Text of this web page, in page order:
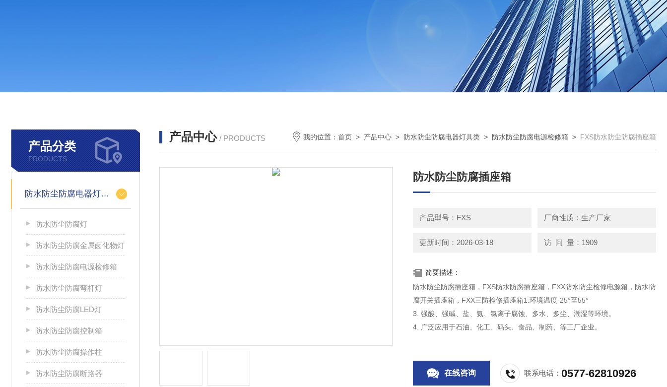
产品分类
PRODUCTS
防水防尘防腐电器灯具类
防水防尘防腐灯
防水防尘防腐金属卤化物灯
防水防尘防腐电源检修箱
防水防尘防腐弯杆灯
防水防尘防腐LED灯
防水防尘防腐控制箱
防水防尘防腐操作柱
防水防尘防腐断路器
产品中心 / PRODUCTS 我的位置： 首页 > 产品中心 > 防水防尘防腐电器灯具类 > 防水防尘防腐电源检修箱 > FXS防水防尘防腐插座箱
防水防尘防腐插座箱
产品型号：FXS 厂商性质：生产厂家
更新时间：2026-03-18 访 问 量：1909
简要描述：
防水防尘防腐插座箱，FXS防水防腐插座箱，FXX防水防尘检修电源箱，防水防
腐开关插座箱，FXX三防检修插座箱1.环境温度-25°至55°
3. 强酸、强碱、盐、氨、氯离子腐蚀、多水、多尘、潮湿等环境。
4. 广泛应用于石油、化工、码头、食品、制药、等工厂企业。
在线咨询 联系电话：0577-62810926